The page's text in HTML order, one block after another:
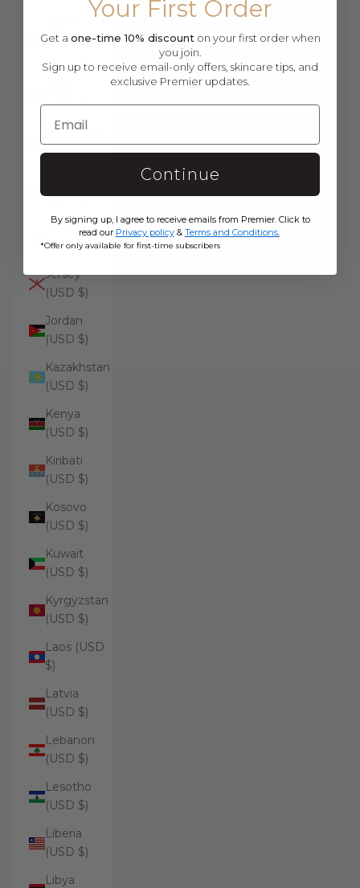
Man (USD
$)
(USD $)
Italy (USD
$)
(USD $)
Japan
(USD $)
Jersey
(USD $)
Jordan
(USD $)
Kazakhstan
(USD $)
Kenya
(USD $)
Kiribati
(USD $)
Kosovo
(USD $)
Kuwait
(USD $)
Kyrgyzstan
(USD $)
Laos (USD
$)
Latvia
(USD $)
Lebanon
(USD $)
Lesotho
(USD $)
Liberia
(USD $)
Libya
Your First Order
Get a one-time 10% discount on your first order when
you join.
Sign up to receive email-only offers, skincare tips, and
exclusive Premier updates.
Continue
By signing up, I agree to receive emails from Premier. Click to
read our Privacy policy& Terms and Conditions.
*Offer only available for first-time subscribers